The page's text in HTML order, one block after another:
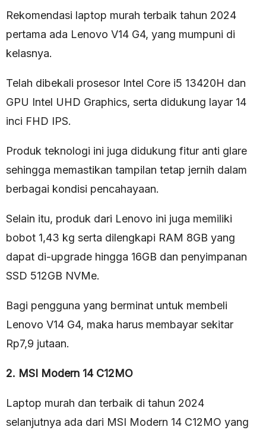
Rekomendasi laptop murah terbaik tahun 2024
pertama ada Lenovo V14 G4, yang mumpuni di
kelasnya.
Telah dibekali prosesor Intel Core i5 13420H dan
GPU Intel UHD Graphics, serta didukung layar 14
inci FHD IPS.
Produk teknologi ini juga didukung fitur anti glare
sehingga memastikan tampilan tetap jernih dalam
berbagai kondisi pencahayaan.
Selain itu, produk dari Lenovo ini juga memiliki
bobot 1,43 kg serta dilengkapi RAM 8GB yang
dapat di-upgrade hingga 16GB dan penyimpanan
SSD 512GB NVMe.
Bagi pengguna yang berminat untuk membeli
Lenovo V14 G4, maka harus membayar sekitar
Rp7,9 jutaan.
2. MSI Modern 14 C12MO
Laptop murah dan terbaik di tahun 2024
selanjutnya ada dari MSI Modern 14 C12MO yang